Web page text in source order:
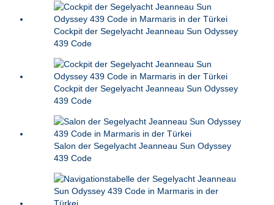
Cockpit der Segelyacht Jeanneau Sun Odyssey
439 Code
Cockpit der Segelyacht Jeanneau Sun Odyssey
439 Code
Salon der Segelyacht Jeanneau Sun Odyssey
439 Code